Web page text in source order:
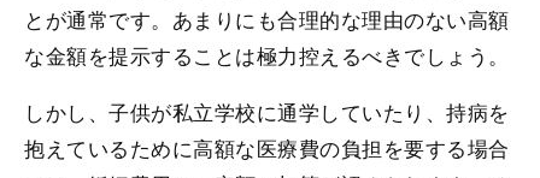
とが通常です。あまりにも合理的な理由のない高額
な金額を提示することは極力控えるべきでしょう。
しかし、子供が私立学校に通学していたり、持病を
抱えているために高額な医療費の負担を要する場合